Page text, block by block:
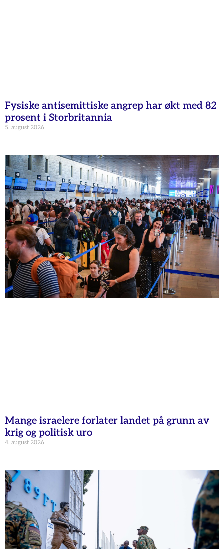
Fysiske antisemittiske angrep har økt med 82
prosent i Storbritannia
5. august 2026
Mange israelere forlater landet på grunn av
krig og politisk uro
4. august 2026